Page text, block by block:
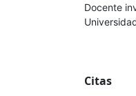
Docente
Citas